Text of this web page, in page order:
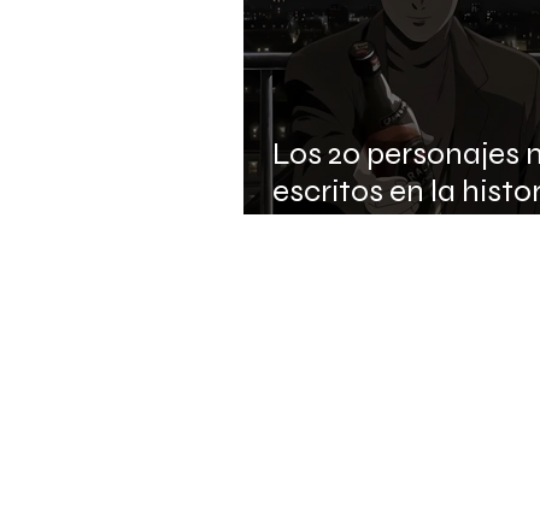
Los 20 personajes
escritos en la